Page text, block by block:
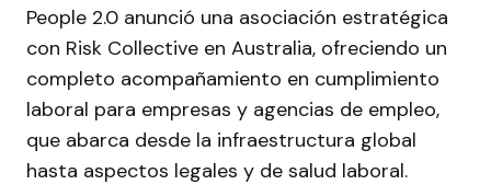
People 2.0 anunció una asociación estratégica
con Risk Collective en Australia, ofreciendo un
completo acompañamiento en cumplimiento
laboral para empresas y agencias de empleo,
que abarca desde la infraestructura global
hasta aspectos legales y de salud laboral.